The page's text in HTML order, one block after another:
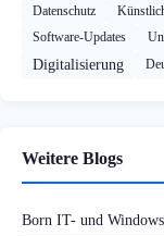
Datenschutz
Software-Updates
Digitalisierung
Weitere Blogs
Born IT- und